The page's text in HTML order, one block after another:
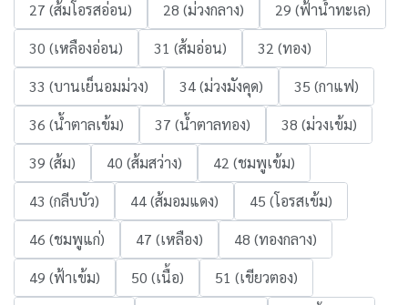
27 (ส้มโอรสอ่อน)
28 (ม่วงกลาง)
29 (ฟ้าน้ำทะเล)
30 (เหลืองอ่อน)
31 (ส้มอ่อน)
32 (ทอง)
33 (บานเย็นอมม่วง)
34 (ม่วงมังคุด)
35 (กาแฟ)
36 (น้ำตาลเข้ม)
37 (น้ำตาลทอง)
38 (ม่วงเข้ม)
39 (ส้ม)
40 (ส้มสว่าง)
42 (ชมพูเข้ม)
43 (กลีบบัว)
44 (ส้มอมแดง)
45 (โอรสเข้ม)
46 (ชมพูแก่)
47 (เหลือง)
48 (ทองกลาง)
49 (ฟ้าเข้ม)
50 (เนื้อ)
51 (เขียวตอง)